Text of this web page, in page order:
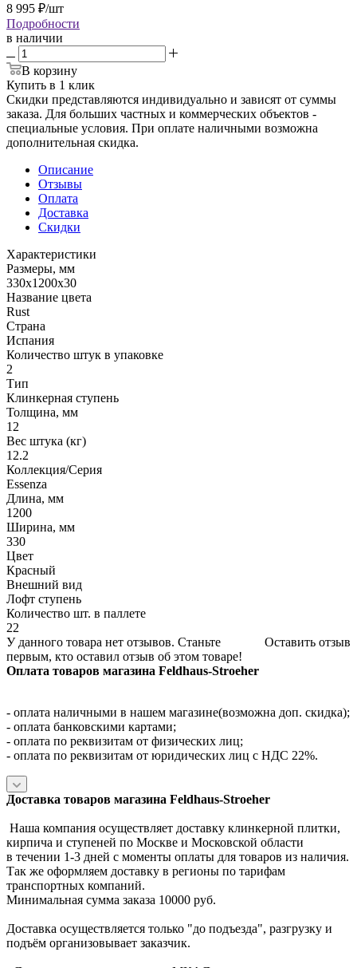
8 995 ₽/шт
Подробности
в наличии
В корзину
Купить в 1 клик
Скидки представляются индивидуально и зависят от суммы
заказа. Для больших частных и коммерческих объектов -
специальные условия. При оплате наличными возможна
дополнительная скидка.
Описание
Отзывы
Оплата
Доставка
Скидки
Характеристики
Размеры, мм
330x1200x30
Название цвета
Rust
Страна
Испания
Количество штук в упаковке
2
Тип
Клинкерная ступень
Толщина, мм
12
Вес штука (кг)
12.2
Коллекция/Серия
Essenza
Длина, мм
1200
Ширина, мм
330
Цвет
Красный
Внешний вид
Лофт ступень
Количество шт. в паллете
22
Оставить отзыв
У данного товара нет отзывов. Станьте
первым, кто оставил отзыв об этом товаре!
Оплата товаров магазина Feldhaus-Stroeher
- оплата наличными в нашем магазине(возможна доп. скидка);
- оплата банковскими картами;
- оплата по реквизитам от физических лиц;
- оплата по реквизитам от юридических лиц с НДС 22%.
Доставка товаров магазина Feldhaus-Stroeher
Наша компания осуществляет доставку клинкерной плитки,
кирпича и ступеней по Москве и Московской области
в течении 1-3 дней с моменты оплаты для товаров из наличия.
Так же оформляем доставку в регионы по тарифам
транспортных компаний.
Минимальная сумма заказа 10000 руб.
Доставка осуществляется только "до подъезда", разгрузку и
подъём организовывает заказчик.